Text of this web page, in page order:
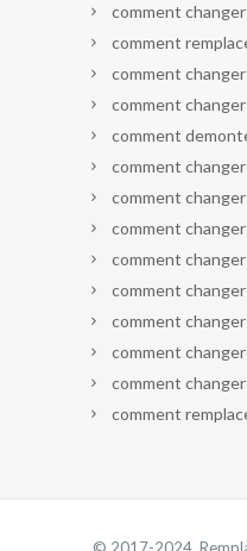
comment
comment
comment
comment
comment
comment
comment
comment
comment
comment
comment
comment
comment
comment